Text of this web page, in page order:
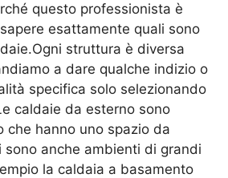
questo professionista è
esattamente quali sono
struttura è diversa
a dare qualche indizio o
specifica solo selezionando
caldaie da esterno sono
che hanno uno spazio da
sono anche ambienti di grandi
la caldaia a basamento